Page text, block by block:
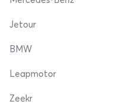
Jetour
BMW
Leapmotor
Zeekr